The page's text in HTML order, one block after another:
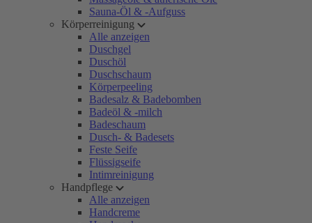
Sauna-Öl & -Aufguss
Körperreinigung
Alle anzeigen
Duschgel
Duschöl
Duschschaum
Körperpeeling
Badesalz & Badebomben
Badeöl & -milch
Badeschaum
Dusch- & Badesets
Feste Seife
Flüssigseife
Intimreinigung
Handpflege
Alle anzeigen
Handcreme